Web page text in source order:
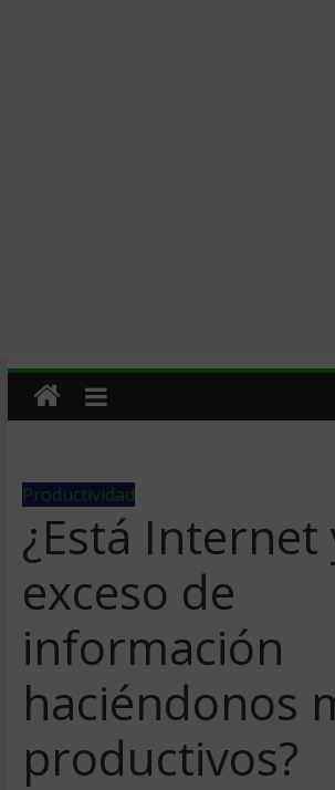
Productividad
¿Está Internet
exceso de
información
haciéndonos
productivos?